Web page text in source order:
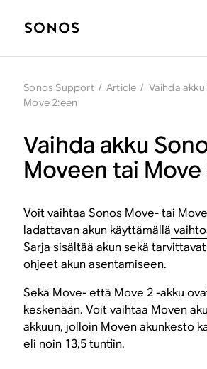
Sonos Support / Article / Vaihda
Move 2:een
Vaihda akku
Moveen tai Move
Voit vaihtaa Sonos Move- tai
ladattavan akun käyttämällä
Sarja sisältää akun sekä
ohjeet akun asentamiseen.
Sekä Move- että Move 2 -akku
keskenään. Voit vaihtaa Moven
akkuun, jolloin Moven akunkesto
eli noin 13,5 tuntiin.